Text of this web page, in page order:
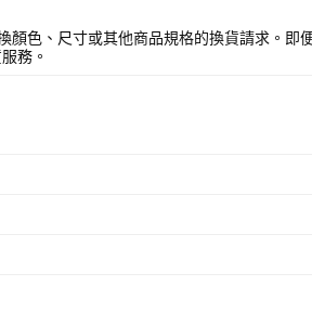
色、尺寸或其他商品規格的換貨請求。即
務。